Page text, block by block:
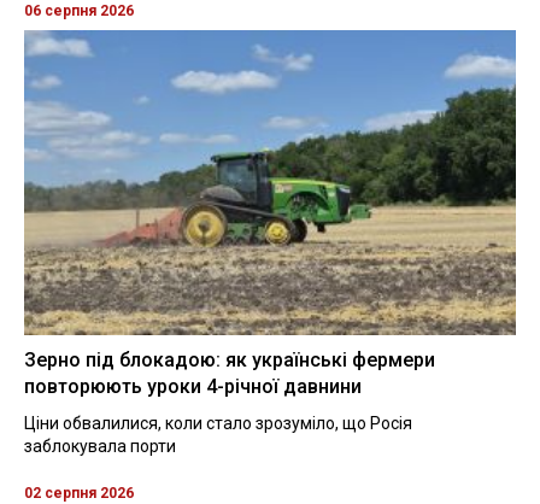
06 серпня 2026
Зерно під блокадою: як українські фермери
повторюють уроки 4-річної давнини
Ціни обвалилися, коли стало зрозуміло, що Росія
заблокувала порти
02 серпня 2026